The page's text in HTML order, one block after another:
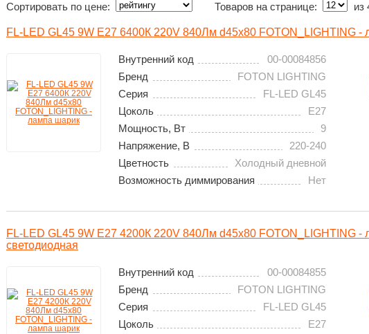
Сортировать по цене: Товаров на странице: из
FL-LED GL45 9W E27 6400К 220V 840Лм d45x80 FOTON_LIGHTING -
Внутренний код
00-00084856
Бренд
FOTON LIGHTING
Серия
FL-LED GL45
Цоколь
E27
Мощность, Вт
9
Напряжение, В
220-240
Цветность
Холодный дневной
Возможность диммирования
Нет
FL-LED GL45 9W E27 4200К 220V 840Лм d45x80 FOTON_LIGHTING -
светодиодная
Внутренний код
00-00084855
Бренд
FOTON LIGHTING
Серия
FL-LED GL45
Цоколь
E27